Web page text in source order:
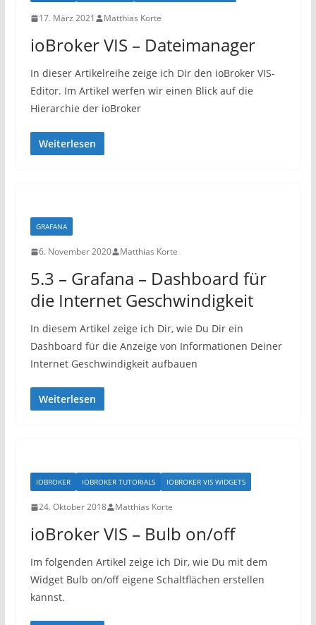
17. März 2021 Matthias Korte
ioBroker VIS – Dateimanager
In dieser Artikelreihe zeige ich Dir den ioBroker VIS-
Editor. Im Artikel werfen wir einen Blick auf die
Hierarchie der ioBroker
Weiterlesen
GRAFANA
6. November 2020 Matthias Korte
5.3 – Grafana – Dashboard für
die Internet Geschwindigkeit
In diesem Artikel zeige ich Dir, wie Du Dir ein
Dashboard für die Anzeige von Informationen Deiner
Internet Geschwindigkeit aufbauen
Weiterlesen
IOBROKER IOBROKER TUTORIALS IOBROKER VIS WIDGETS
24. Oktober 2018 Matthias Korte
ioBroker VIS – Bulb on/off
Im folgenden Artikel zeige ich Dir, wie Du mit dem
Widget Bulb on/off eigene Schaltflächen erstellen
kannst.